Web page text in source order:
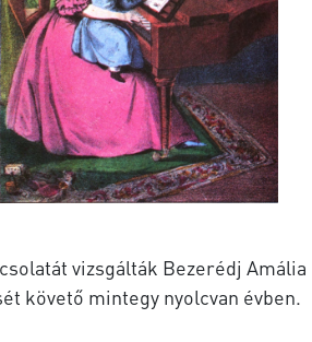
vizsgálták Bezerédj Amália
követő mintegy nyolcvan évben.